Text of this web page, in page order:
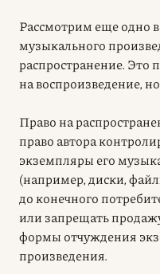
Рассмотрим еще одно
музыкального
распространение. Это
на воспроизведение,
Право на
право автора
экземпляры его
(например, диски,
до конечного
или запрещать
формы отчуждения
произведения.